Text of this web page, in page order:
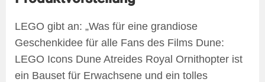
LEGO gibt an: „Was für eine grandiose
Geschenkidee für alle Fans des Films Dune:
LEGO Icons Dune Atreides Royal Ornithopter ist
ein Bauset für Erwachsene und ein tolles